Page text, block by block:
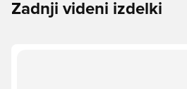
Zadnji videni izdelki